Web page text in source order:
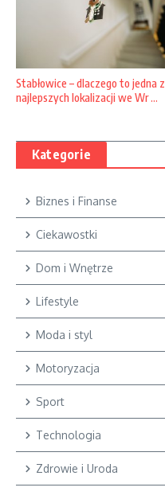
Stabłowice – dlaczego to jedna z
najlepszych lokalizacji we Wr ...
Kategorie
Biznes i Finanse
Ciekawostki
Dom i Wnętrze
Lifestyle
Moda i styl
Motoryzacja
Sport
Technologia
Zdrowie i Uroda